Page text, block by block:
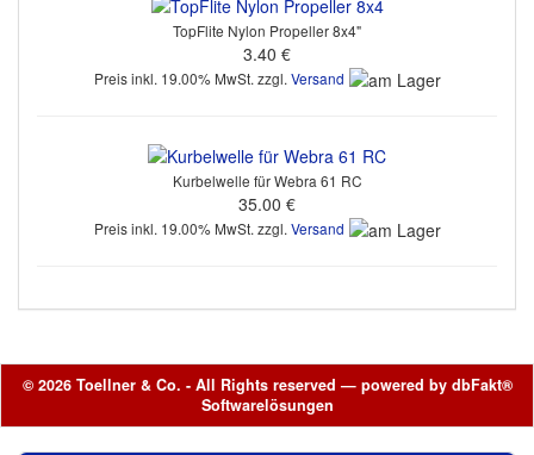
TopFlite Nylon Propeller 8x4"
3.40 €
Preis inkl. 19.00% MwSt. zzgl. Versand
Kurbelwelle für Webra 61 RC
35.00 €
Preis inkl. 19.00% MwSt. zzgl. Versand
© 2026 Toellner & Co. - All Rights reserved — powered by dbFakt®
Softwarelösungen